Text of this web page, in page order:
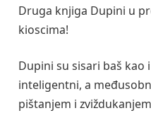
Druga knjiga Dupini u
kioscima!
Dupini su sisari baš kao
inteligentni, a
pištanjem i